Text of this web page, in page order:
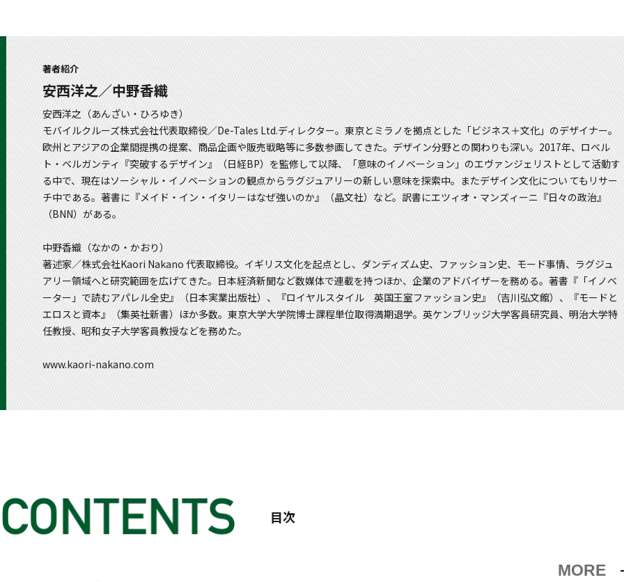
著者紹介
安西洋之／中野香織
安西洋之（あんざい・ひろゆき）
モバイルクルーズ株式会社代表取締役／De-Tales Ltd.ディレクター。東京とミラノを拠点とした「ビジネス＋文化」のデザイナー。
欧州とアジアの企業間提携の提案、商品企画や販売戦略等に多数参画してきた。デザイン分野との関わりも深い。2017年、ロベル
ト・ベルガンティ『突破するデザイン』（日経BP）を監修して以降、「意味のイノベーション」のエヴァンジェリストとして活動す
る中で、現在はソーシャル・イノベーションの観点からラグジュアリーの新しい意味を探索中。またデザイン文化につい てもリサー
チ中である。著書に『メイド・イン・イタリーはなぜ強いのか』（晶文社）など。訳書にエツィオ・マンズィーニ『日々の政治』
（BNN）がある。
中野香織（なかの・かおり）
著述家／株式会社Kaori Nakano 代表取締役。イギリス文化を起点とし、ダンディズム史、ファッション史、モード事情、ラグジュ
アリー領域へと研究範囲を広げてきた。日本経済新聞など数媒体で連載を持つほか、企業のアドバイザーを務める。著書『「イノベ
ーター」で読むアパレル全史』（日本実業出版社）、『ロイヤルスタイル 英国王室ファッション史』（吉川弘文館）、『モードと
エロスと資本』（集英社新書）ほか多数。東京大学大学院博士課程単位取得満期退学。英ケンブリッジ大学客員研究員、明治大学特
任教授、昭和女子大学客員教授などを務めた。
www.kaori-nakano.com
目次
MORE